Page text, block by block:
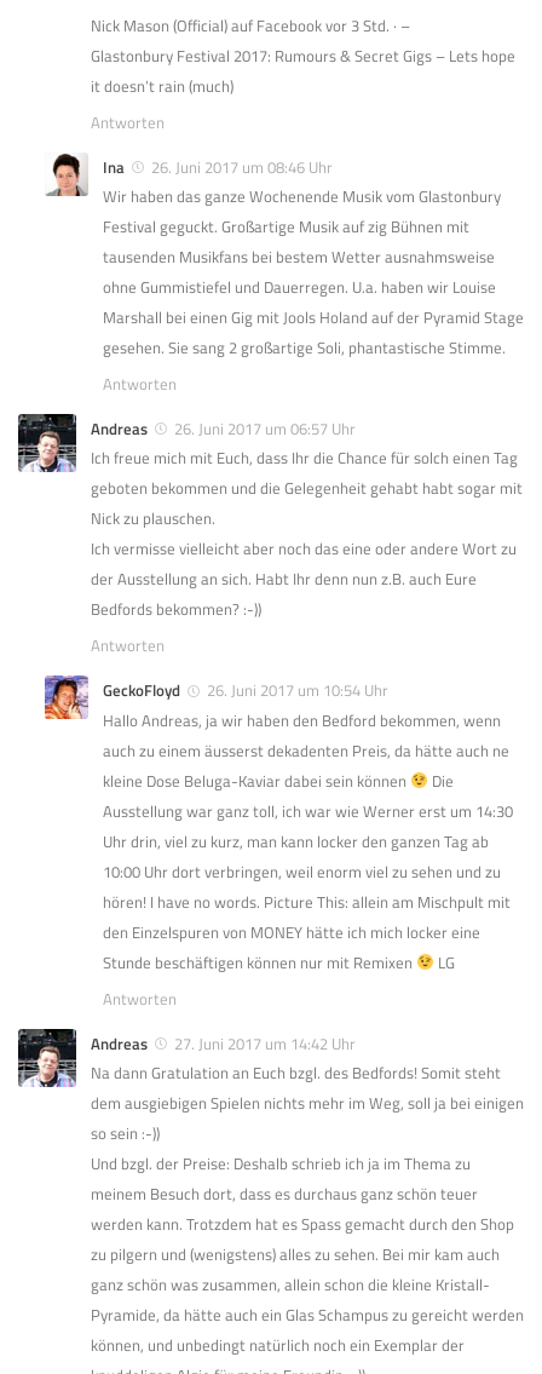
Nick Mason (Official) auf Facebook vor 3 Std. · –
Glastonbury Festival 2017: Rumours & Secret Gigs – Lets hope
it doesn’t rain (much)
Antworten
Ina
26. Juni 2017 um 08:46 Uhr
Wir haben das ganze Wochenende Musik vom Glastonbury
Festival geguckt. Großartige Musik auf zig Bühnen mit
tausenden Musikfans bei bestem Wetter ausnahmsweise
ohne Gummistiefel und Dauerregen. U.a. haben wir Louise
Marshall bei einen Gig mit Jools Holand auf der Pyramid Stage
gesehen. Sie sang 2 großartige Soli, phantastische Stimme.
Antworten
Andreas
26. Juni 2017 um 06:57 Uhr
Ich freue mich mit Euch, dass Ihr die Chance für solch einen Tag
geboten bekommen und die Gelegenheit gehabt habt sogar mit
Nick zu plauschen.
Ich vermisse vielleicht aber noch das eine oder andere Wort zu
der Ausstellung an sich. Habt Ihr denn nun z.B. auch Eure
Bedfords bekommen? :-))
Antworten
GeckoFloyd
26. Juni 2017 um 10:54 Uhr
Hallo Andreas, ja wir haben den Bedford bekommen, wenn
auch zu einem äusserst dekadenten Preis, da hätte auch ne
kleine Dose Beluga-Kaviar dabei sein können
Die
Ausstellung war ganz toll, ich war wie Werner erst um 14:30
Uhr drin, viel zu kurz, man kann locker den ganzen Tag ab
10:00 Uhr dort verbringen, weil enorm viel zu sehen und zu
hören! I have no words. Picture This: allein am Mischpult mit
den Einzelspuren von MONEY hätte ich mich locker eine
Stunde beschäftigen können nur mit Remixen
LG
Antworten
Andreas
27. Juni 2017 um 14:42 Uhr
Na dann Gratulation an Euch bzgl. des Bedfords! Somit steht
dem ausgiebigen Spielen nichts mehr im Weg, soll ja bei einigen
so sein :-))
Und bzgl. der Preise: Deshalb schrieb ich ja im Thema zu
meinem Besuch dort, dass es durchaus ganz schön teuer
werden kann. Trotzdem hat es Spass gemacht durch den Shop
zu pilgern und (wenigstens) alles zu sehen. Bei mir kam auch
ganz schön was zusammen, allein schon die kleine Kristall-
Pyramide, da hätte auch ein Glas Schampus zu gereicht werden
können, und unbedingt natürlich noch ein Exemplar der